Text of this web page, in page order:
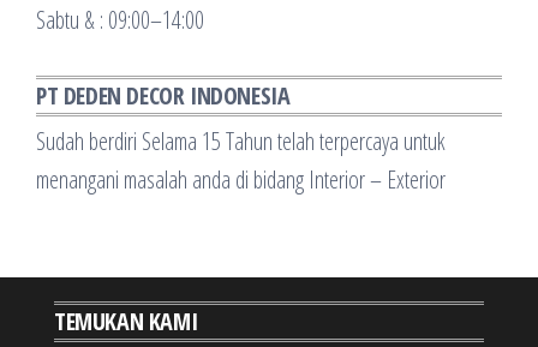
Sabtu & : 09:00–14:00
PT DEDEN DECOR INDONESIA
Sudah berdiri Selama 15 Tahun telah terpercaya untuk
menangani masalah anda di bidang Interior – Exterior
TEMUKAN KAMI